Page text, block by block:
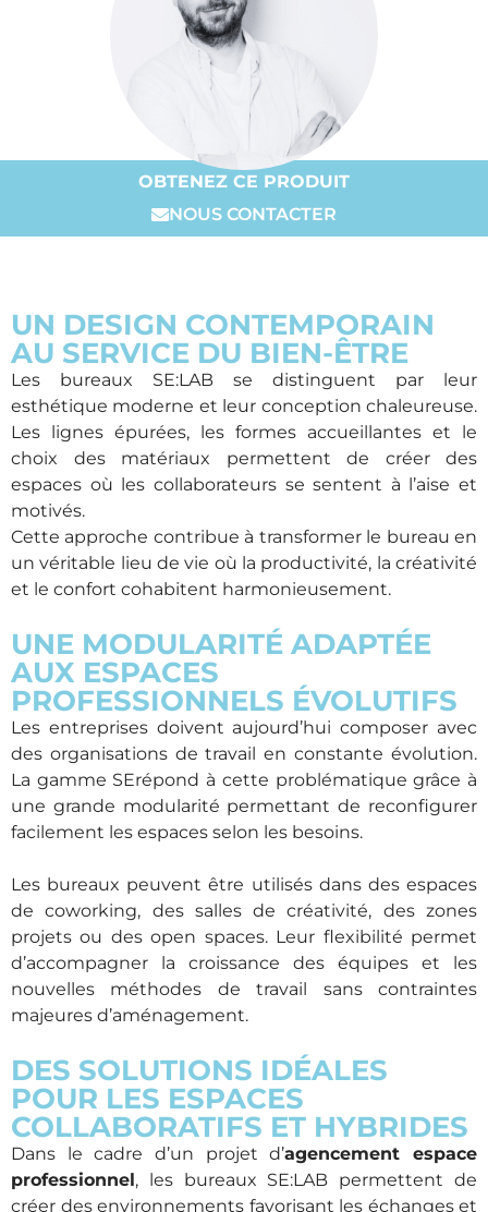
OBTENEZ CE PRODUIT
NOUS CONTACTER
UN DESIGN CONTEMPORAIN
AU SERVICE DU BIEN-ÊTRE
Les bureaux SE:LAB se distinguent par leur
esthétique moderne et leur conception chaleureuse.
Les lignes épurées, les formes accueillantes et le
choix des matériaux permettent de créer des
espaces où les collaborateurs se sentent à l’aise et
motivés.
Cette approche contribue à transformer le bureau en
un véritable lieu de vie où la productivité, la créativité
et le confort cohabitent harmonieusement.
UNE MODULARITÉ ADAPTÉE
AUX ESPACES
PROFESSIONNELS ÉVOLUTIFS
Les entreprises doivent aujourd’hui composer avec
des organisations de travail en constante évolution.
La gamme SErépond à cette problématique grâce à
une grande modularité permettant de reconfigurer
facilement les espaces selon les besoins.
Les bureaux peuvent être utilisés dans des espaces
de coworking, des salles de créativité, des zones
projets ou des open spaces. Leur flexibilité permet
d’accompagner la croissance des équipes et les
nouvelles méthodes de travail sans contraintes
majeures d’aménagement.
DES SOLUTIONS IDÉALES
POUR LES ESPACES
COLLABORATIFS ET HYBRIDES
Dans le cadre d’un projet d’agencement espace
professionnel, les bureaux SE:LAB permettent de
créer des environnements favorisant les échanges et